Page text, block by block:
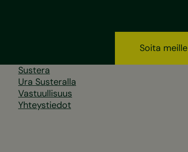
Soita meille
Sustera
Ura Susteralla
Vastuullisuus
Yhteystiedot